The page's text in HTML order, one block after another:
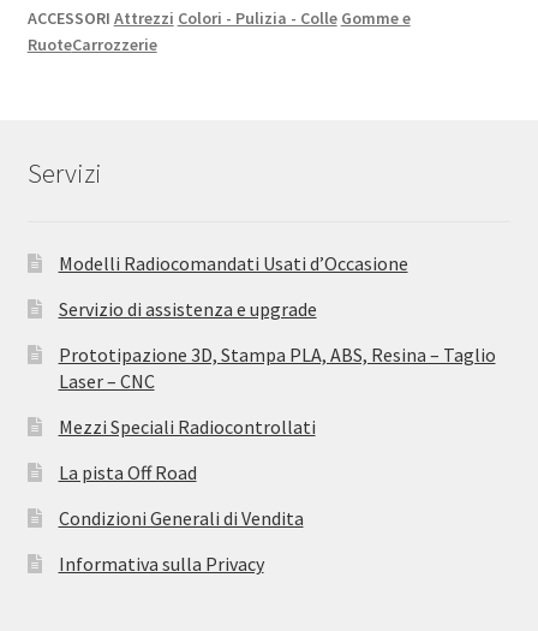
ACCESSORI Attrezzi Colori - Pulizia - Colle Gomme e
RuoteCarrozzerie
Servizi
Modelli Radiocomandati Usati d’Occasione
Servizio di assistenza e upgrade
Prototipazione 3D, Stampa PLA, ABS, Resina – Taglio
Laser – CNC
Mezzi Speciali Radiocontrollati
La pista Off Road
Condizioni Generali di Vendita
Informativa sulla Privacy